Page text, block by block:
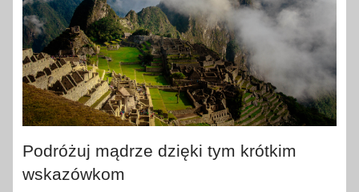
Podróżuj mądrze dzięki tym krótkim
wskazówkom